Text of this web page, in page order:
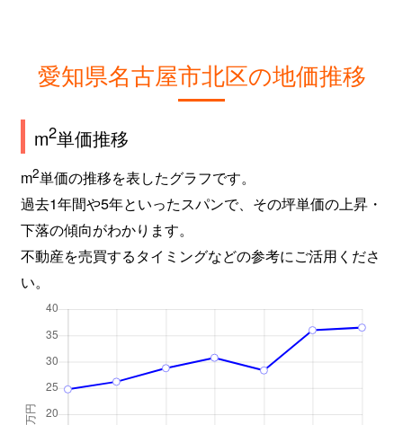
愛知県名古屋市北区の地価推移
m2単価推移
m2単価の推移を表したグラフです。
過去1年間や5年といったスパンで、その坪単価の上昇・
下落の傾向がわかります。
不動産を売買するタイミングなどの参考にご活用くださ
い。